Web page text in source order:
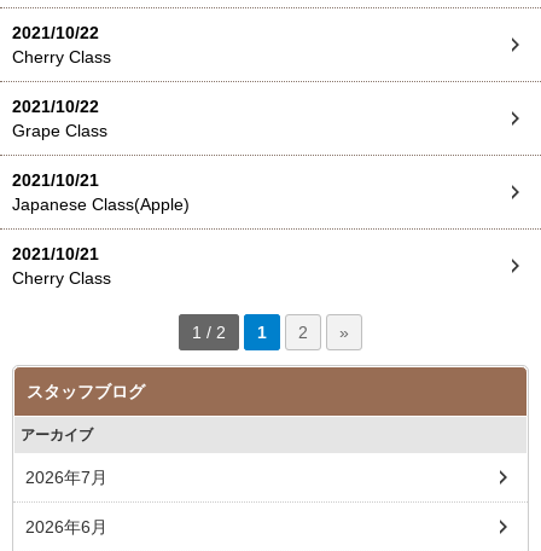
2021/10/22
Cherry Class
2021/10/22
Grape Class
2021/10/21
Japanese Class(Apple)
2021/10/21
Cherry Class
1 / 2 1 2 »
スタッフブログ
アーカイブ
2026年7月
2026年6月